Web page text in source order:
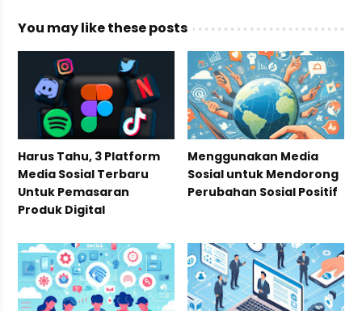
You may like these posts
Harus Tahu, 3 Platform
Media Sosial Terbaru
Untuk Pemasaran
Produk Digital
Menggunakan Media
Sosial untuk Mendorong
Perubahan Sosial Positif